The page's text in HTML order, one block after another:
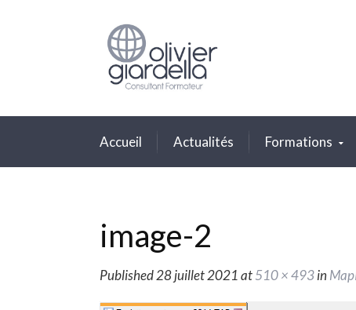
Accueil Actualités Formations
image-2
Published28 juillet 2021 at510 × 493in